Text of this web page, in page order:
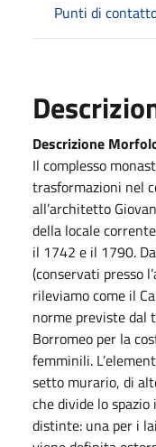
Punti di
Descrizione
Il complesso
trasformazioni nel
all’architetto
della locale
il 1742 e il 1790.
(conservati presso
rileviamo come il
norme previste dal
Borromeo per la
femminili.
setto murario, di
che divide lo
distinte: una per i